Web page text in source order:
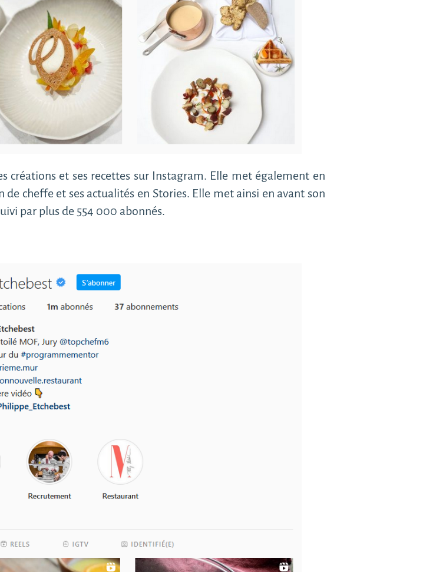
créations et ses recettes sur Instagram. Elle met également en
cheffe et ses actualités en Stories. Elle met ainsi en avant son
par plus de 554 000 abonnés.